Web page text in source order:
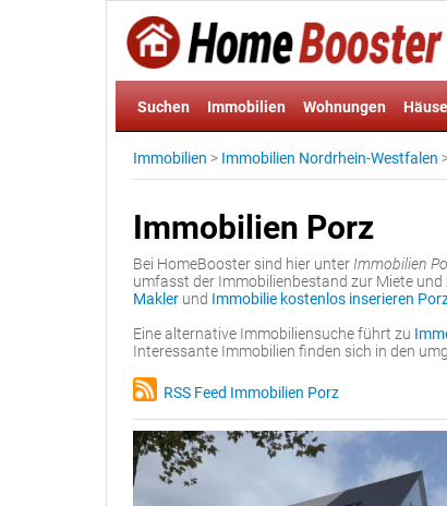
Suchen Immobilien Wohnungen
Immobilien > Immobilien Nordrhein-Westfalen
Immobilien Porz
Bei HomeBooster sind hier unter Immobilien
umfasst der Immobilienbestand zur Miete
Makler und Immobilie kostenlos inserieren
Eine alternative Immobiliensuche führt zu
Interessante Immobilien finden sich in den
RSS Feed Immobilien Porz